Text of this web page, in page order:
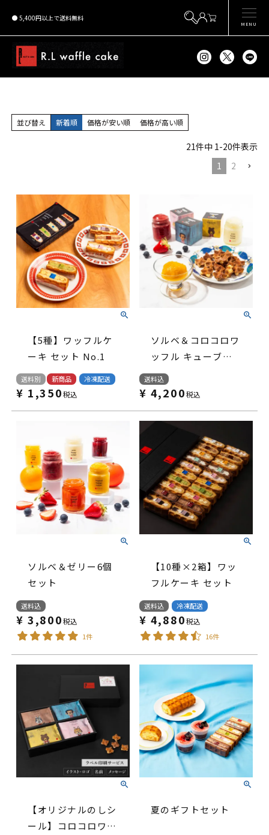
5,400円以上で送料無料
MENU
並び替え 新着順 価格が安い順 価格が高い順
21件中 1-20件表示
1
2
【5種】ワッフルケ
ーキ セット No.1
送料別 新商品 冷凍配送
¥ 1,350税込
ソルベ＆コロコロワ
ッフル キューブセ
ット
送料込
¥ 4,200税込
ソルベ＆ゼリー6個
セット
送料込
¥ 3,800税込
1件
【10種×2箱】ワッ
フルケーキ セット
送料込 冷凍配送
¥ 4,880税込
16件
【オリジナルのしシ
ール】コロコロワッ
夏のギフトセット